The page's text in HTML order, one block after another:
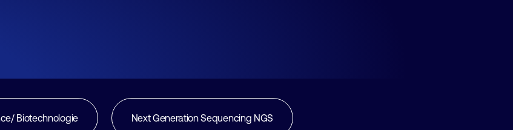
Biotechnologie Next Generation Sequencing NGS